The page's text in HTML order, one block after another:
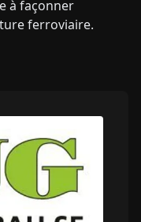
à façonner
ferroviaire.